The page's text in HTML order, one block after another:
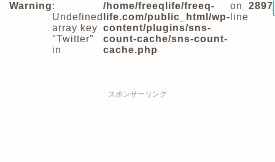
Warning:
Undefined
array key
"Twitter"
in
/home/freeqlife/freeq-
life.com/public_html/wp-
content/plugins/sns-
count-cache/sns-count-
cache.php
on
line
2897
スポンサーリンク